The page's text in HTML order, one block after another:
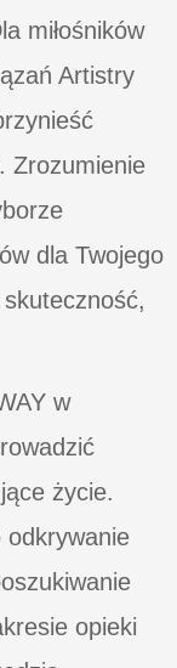
miłośników
Artistry
Zrozumienie
dla Twojego
w
życie.
odkrywanie
opieki